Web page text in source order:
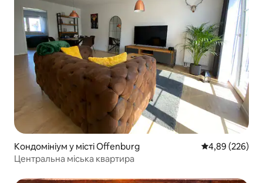
Кондомініум у місті Offenburg Середня
4,89 (226)
Центральна міська квартира